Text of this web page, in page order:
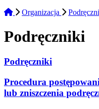
Organizacja
Podręczniki
Podręczniki
Procedura
lub zniszczenia